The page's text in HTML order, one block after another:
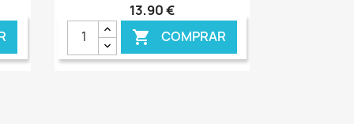
13,90 €
 COMPRAR